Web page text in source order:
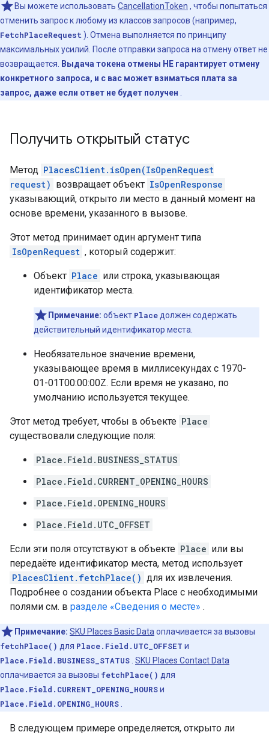
Вы можете использовать CancellationToken , чтобы попытаться
отменить запрос к любому из классов запросов (например,
FetchPlaceRequest ). Отмена выполняется по принципу
максимальных усилий. После отправки запроса на отмену ответ не
возвращается.
Выдача токена отмены НЕ гарантирует отмену
конкретного запроса, и с вас может взиматься плата за
запрос, даже если ответ не будет получен
Получить открытый статус
Метод PlacesClient.isOpen(IsOpenRequest
request) возвращает объект IsOpenResponse
указывающий, открыто ли место в данный момент на
основе времени, указанного в вызове.
Этот метод принимает один аргумент типа
IsOpenRequest , который содержит:
Объект Place или строка, указывающая
идентификатор места.
Примечание: объект Place должен содержать
действительный идентификатор места.
Необязательное значение времени,
указывающее время в миллисекундах с 1970-
01-01T00:00:00Z. Если время не указано, по
умолчанию используется текущее.
Этот метод требует, чтобы в объекте Place
существовали следующие поля:
Place.Field.BUSINESS_STATUS
Place.Field.CURRENT_OPENING_HOURS
Place.Field.OPENING_HOURS
Place.Field.UTC_OFFSET
Если эти поля отсутствуют в объекте Place или вы
передаёте идентификатор места, метод использует
PlacesClient.fetchPlace() для их извлечения.
Подробнее о создании объекта Place с необходимыми
полями см. в разделе «Сведения о месте» .
Примечание: SKU Places Basic Data оплачивается за вызовы
fetchPlace() для Place.Field.UTC_OFFSET и
Place.Field.BUSINESS_STATUS SKU Places Contact Data
оплачивается за вызовы fetchPlace() для
Place.Field.CURRENT_OPENING_HOURSи
Place.Field.OPENING_HOURS
В следующем примере определяется, открыто ли